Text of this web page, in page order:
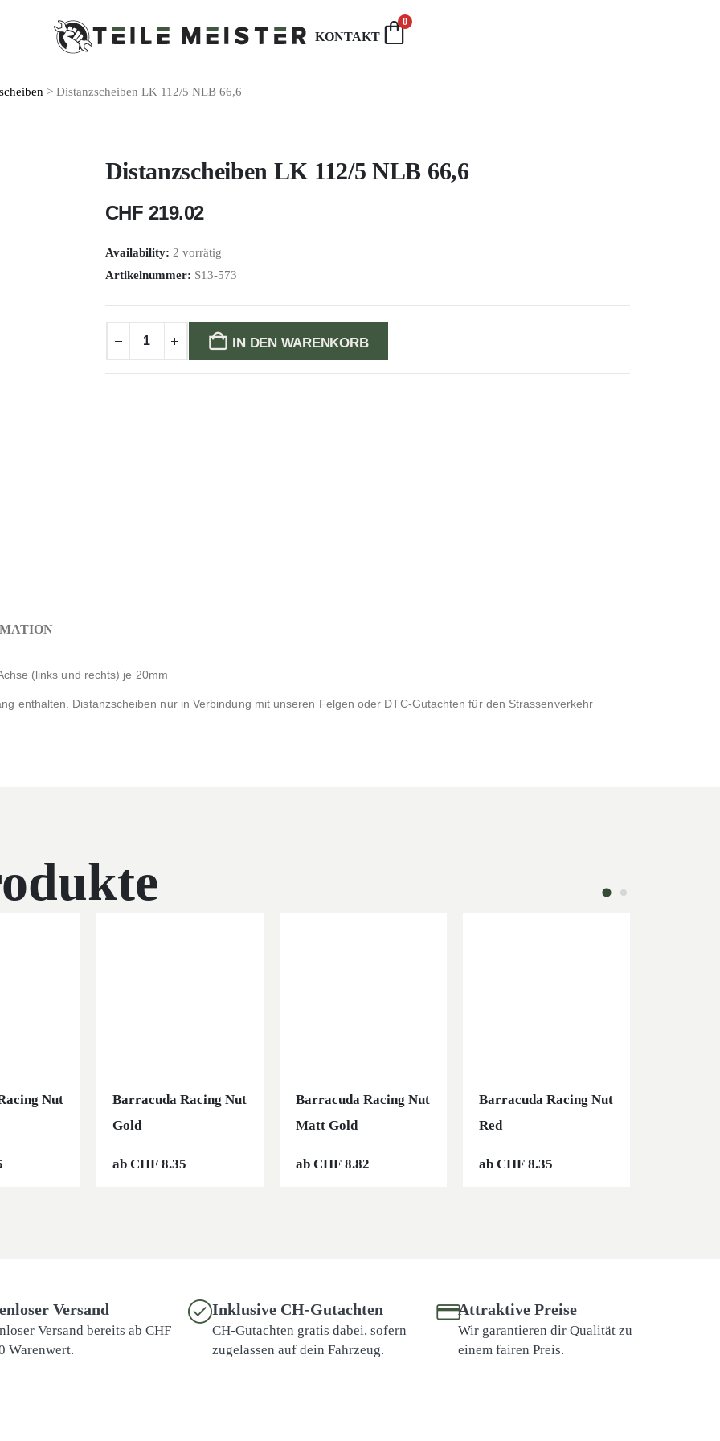
KONTAKT
0
> Distanzscheiben LK 112/5 NLB 66,6
Distanzscheiben LK 112/5 NLB 66,6
CHF 219.02
Availability: 2 vorrätig
Artikelnummer: S13-573
IN DEN WARENKORB
(links und rechts) je 20mm
enthalten. Distanzscheiben nur in Verbindung mit unseren Felgen oder DTC-Gutachten für den Strassenverkehr
Nut
Barracuda Racing Nut
Gold
ab CHF 8.35
Barracuda Racing Nut
Matt Gold
ab CHF 8.82
Barracuda Racing Nut
Red
ab CHF 8.35
Versand
Versand bereits ab CHF
Warenwert.
Inklusive CH-Gutachten
CH-Gutachten gratis dabei, sofern
zugelassen auf dein Fahrzeug.
Attraktive Preise
Wir garantieren dir Qualität zu
einem fairen Preis.